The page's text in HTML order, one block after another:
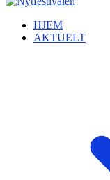
HJEM
AKTUELT